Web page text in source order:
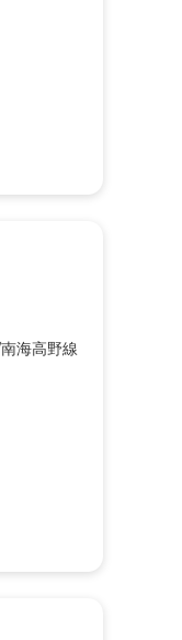
南海高野線